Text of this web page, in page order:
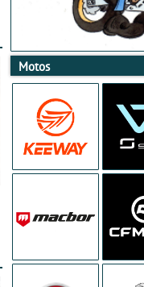
Motos